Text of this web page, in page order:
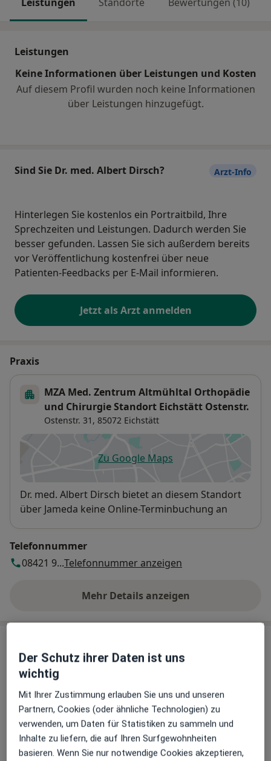
Leistungen
Keine Informationen über Leistungen und Kosten
Auf diesem Profil wurden noch keine Informationen
über Leistungen hinzugefügt.
Sind Sie Dr. med. Albert Dirsch? Arzt-Info
Hinterlegen Sie kostenlos ein Portraitbild, Ihre
Sprechzeiten und Leistungen. Dadurch werden Sie
besser gefunden. Lassen Sie sich außerdem bereits
vor Veröffentlichung kostenfrei über neue
Patienten-Feedbacks per E-Mail informieren.
Jetzt als Arzt anmelden
Praxis
MZA Med. Zentrum Altmühltal Orthopädie
und Chirurgie Standort Eichstätt Ostenstr.
Ostenstr. 31, 85072 Eichstätt
Zu Google Mapsöffnet in einer neuen
Verfügbarkeit
Dr. med. Albert Dirsch bietet an diesem Standort
über Jameda keine Online-Terminbuchung an
Telefonnummer
08421 9...Telefonnummer anzeigen
Mehr Details anzeigen
über die Adresse
10 Bewertungen
Der Schutz ihrer Daten ist uns
wichtig
Mit Ihrer Zustimmung erlauben Sie uns und unseren
Partnern, Cookies (oder ähnliche Technologien) zu
verwenden, um Daten für Statistiken zu sammeln und
Inhalte zu liefern, die auf Ihren Surfgewohnheiten
basieren. Wenn Sie nur notwendige Cookies akzeptieren,